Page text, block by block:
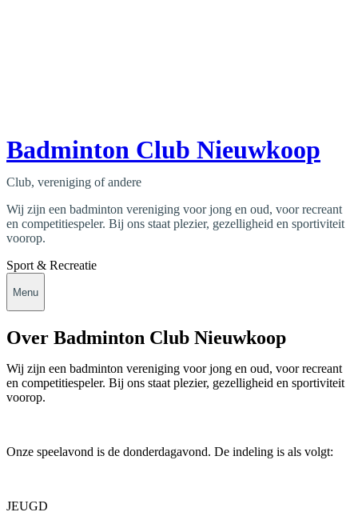
Badminton Club Nieuwkoop
Club, vereniging of andere
Wij zijn een badminton vereniging voor jong en oud, voor recreant
en competitiespeler. Bij ons staat plezier, gezelligheid en sportiviteit
voorop.
Sport & Recreatie
Menu
Over Badminton Club Nieuwkoop
Wij zijn een badminton vereniging voor jong en oud, voor recreant
en competitiespeler. Bij ons staat plezier, gezelligheid en sportiviteit
voorop.
Onze speelavond is de donderdagavond. De indeling is als volgt:
JEUGD